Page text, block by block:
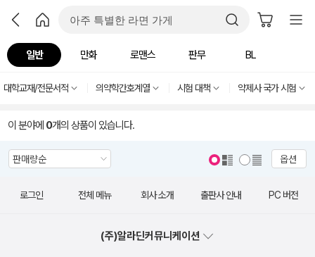
일반 만화 로맨스 판무 BL
대학교재/전문서적 의약학간호계열 시험 대책 약제사 국가 시험
이 분야에 0개의 상품이 있습니다.
옵션
로그인 전체 메뉴 회사 소개 출판사 안내 PC 버전
(주)알라딘커뮤니케이션